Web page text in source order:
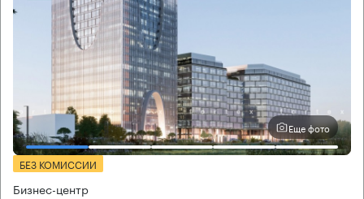
Еще фото
БЕЗ КОМИССИИ
Бизнес-центр